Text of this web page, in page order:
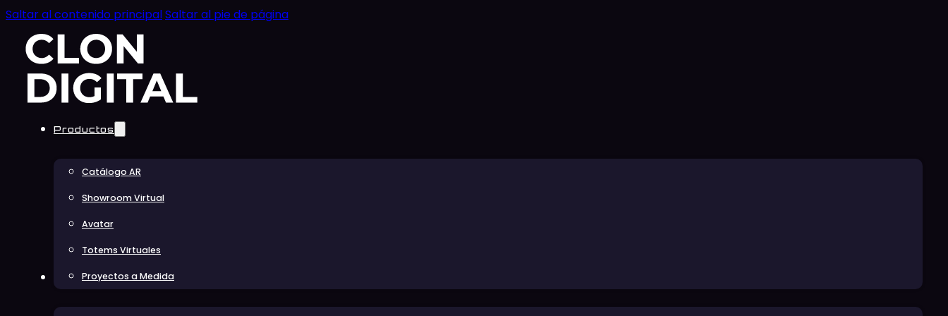
Saltar al contenido principalSaltar al pie de página
Productos
Catálogo AR
Showroom Virtual
Avatar
Totems Virtuales
Proyectos a Medida
Educación